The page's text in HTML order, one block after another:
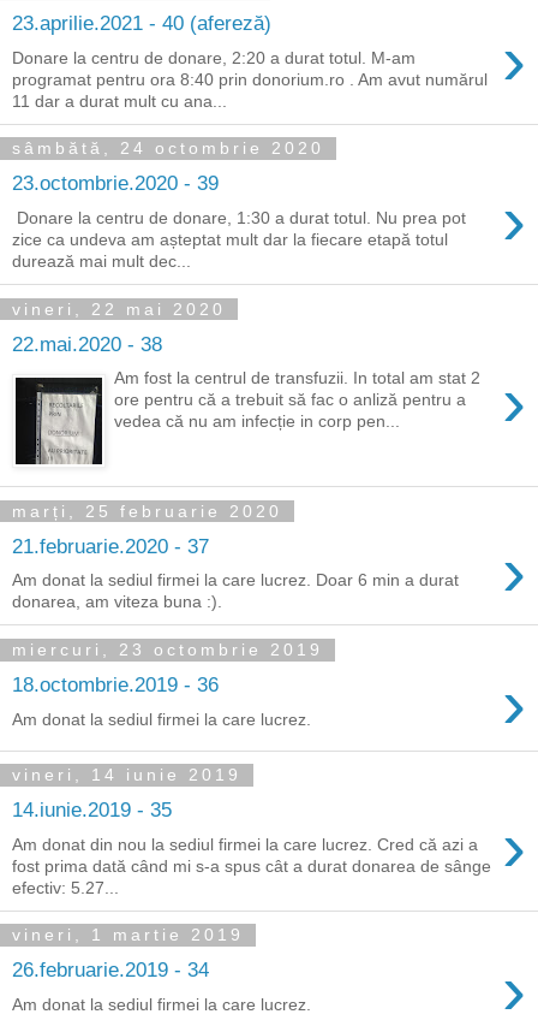
23.aprilie.2021 - 40 (afereză) ›
Donare la centru de donare, 2:20 a durat totul. M-am
programat pentru ora 8:40 prin donorium.ro . Am avut numărul
11 dar a durat mult cu ana...
sâmbătă, 24 octombrie 2020
23.octombrie.2020 - 39 ›
Donare la centru de donare, 1:30 a durat totul. Nu prea pot
zice ca undeva am așteptat mult dar la fiecare etapă totul
durează mai mult dec...
vineri, 22 mai 2020
22.mai.2020 - 38
›
Am fost la centrul de transfuzii. In total am stat 2
ore pentru că a trebuit să fac o anliză pentru a
vedea că nu am infecție in corp pen...
marți, 25 februarie 2020
21.februarie.2020 - 37 ›
Am donat la sediul firmei la care lucrez. Doar 6 min a durat
donarea, am viteza buna :).
miercuri, 23 octombrie 2019
18.octombrie.2019 - 36 ›
Am donat la sediul firmei la care lucrez.
vineri, 14 iunie 2019
14.iunie.2019 - 35 ›
Am donat din nou la sediul firmei la care lucrez. Cred că azi a
fost prima dată când mi s-a spus cât a durat donarea de sânge
efectiv: 5.27...
vineri, 1 martie 2019
26.februarie.2019 - 34 ›
Am donat la sediul firmei la care lucrez.